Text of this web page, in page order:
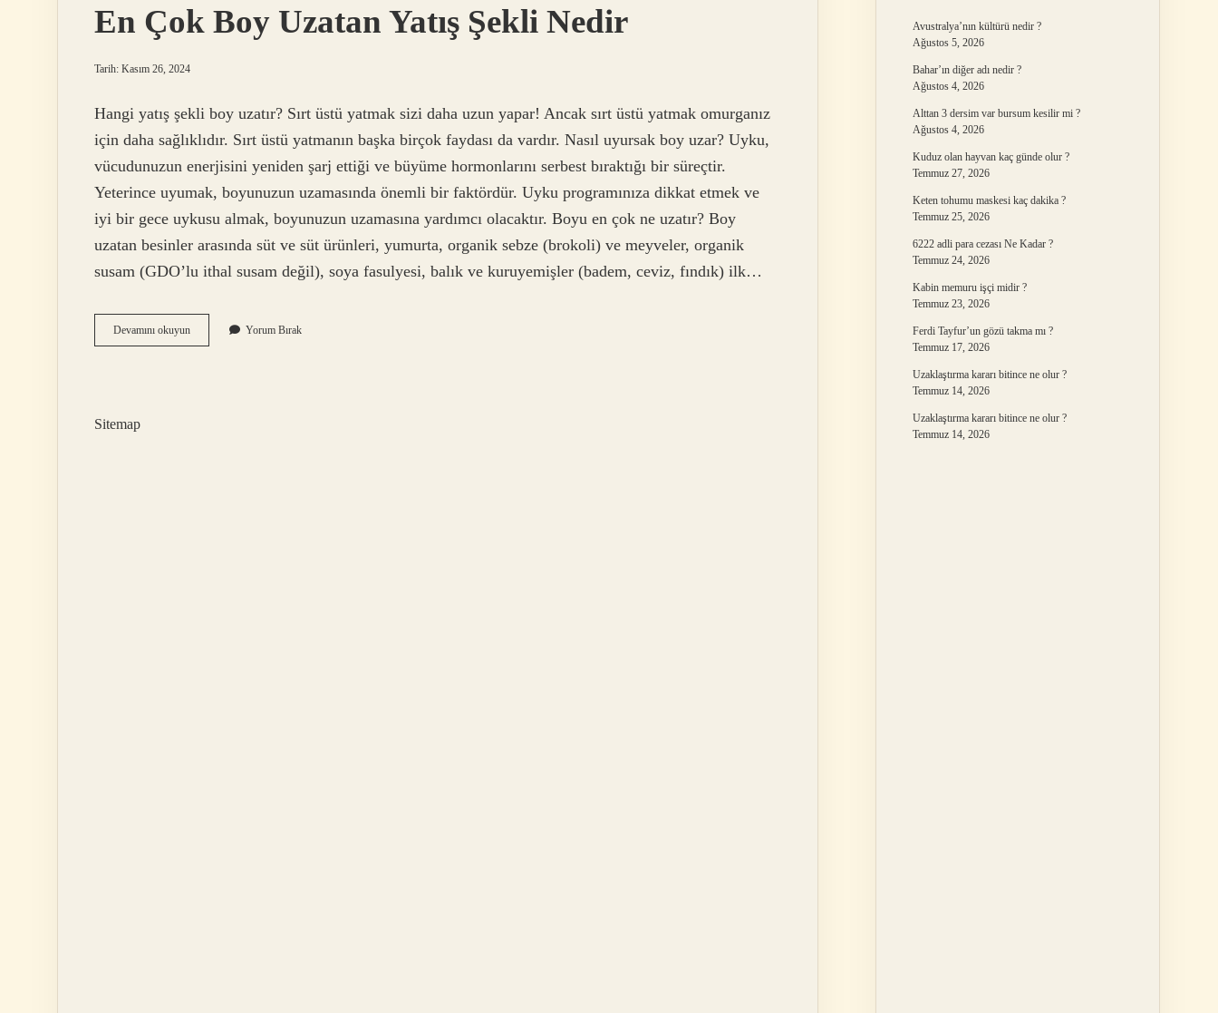
En Çok Boy Uzatan Yatış Şekli Nedir
Tarih: Kasım 26, 2024
Hangi yatış şekli boy uzatır? Sırt üstü yatmak sizi daha uzun yapar! Ancak sırt üstü yatmak omurganız
için daha sağlıklıdır. Sırt üstü yatmanın başka birçok faydası da vardır. Nasıl uyursak boy uzar? Uyku,
vücudunuzun enerjisini yeniden şarj ettiği ve büyüme hormonlarını serbest bıraktığı bir süreçtir.
Yeterince uyumak, boyunuzun uzamasında önemli bir faktördür. Uyku programınıza dikkat etmek ve
iyi bir gece uykusu almak, boyunuzun uzamasına yardımcı olacaktır. Boyu en çok ne uzatır? Boy
uzatan besinler arasında süt ve süt ürünleri, yumurta, organik sebze (brokoli) ve meyveler, organik
susam (GDO’lu ithal susam değil), soya fasulyesi, balık ve kuruyemişler (badem, ceviz, fındık) ilk…
Devamını okuyunEn
Çok
Yorum Bırak
Sitemap
Avustralya’nın kültürü nedir ?
Ağustos 5, 2026
Bahar’ın diğer adı nedir ?
Ağustos 4, 2026
Alttan 3 dersim var bursum kesilir mi ?
Ağustos 4, 2026
Kuduz olan hayvan kaç günde olur ?
Temmuz 27, 2026
Keten tohumu maskesi kaç dakika ?
Temmuz 25, 2026
6222 adli para cezası Ne Kadar ?
Temmuz 24, 2026
Kabin memuru işçi midir ?
Temmuz 23, 2026
Ferdi Tayfur’un gözü takma mı ?
Temmuz 17, 2026
Uzaklaştırma kararı bitince ne olur ?
Temmuz 14, 2026
Uzaklaştırma kararı bitince ne olur ?
Temmuz 14, 2026